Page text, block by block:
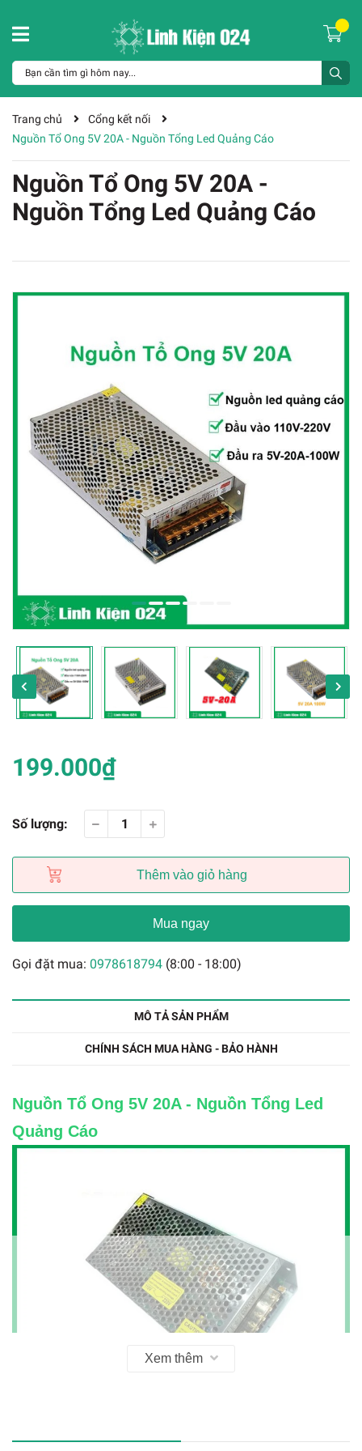
Trang chủ
Cổng kết nối
Nguồn Tổ Ong 5V 20A - Nguồn Tổng Led Quảng Cáo
Nguồn Tổ Ong 5V 20A -
Nguồn Tổng Led Quảng Cáo
199.000₫
Số lượng:
Thêm vào giỏ hàng
Mua ngay
Gọi đặt mua: 0978618794 (8:00 - 18:00)
MÔ TẢ SẢN PHẨM
CHÍNH SÁCH MUA HÀNG - BẢO HÀNH
Nguồn Tổ Ong 5V 20A - Nguồn Tổng Led
Quảng Cáo
Xem thêm